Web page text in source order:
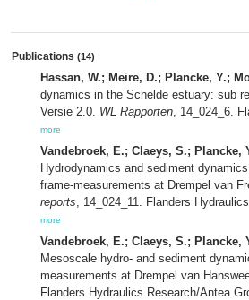
Publications (14)
Hassan, W.; Meire, D.; Plancke, Y.;
dynamics in the Schelde estuary: sub
Versie 2.0. WL Rapporten, 14_024_6.
more
Vandebroek, E.; Claeys, S.; Plancke,
Hydrodynamics and sediment
frame‐measurements at Drempel van
reports, 14_024_11. Flanders
more
Vandebroek, E.; Claeys, S.; Plancke,
Mesoscale hydro‐ and sediment
measurements at Drempel van
Flanders Hydraulics Research/Antea